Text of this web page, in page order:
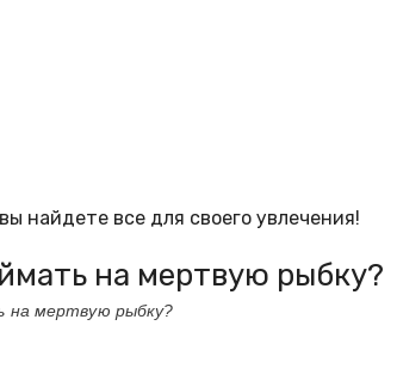
найдете все для своего увлечения!
на мертвую рыбку?
на мертвую рыбку?